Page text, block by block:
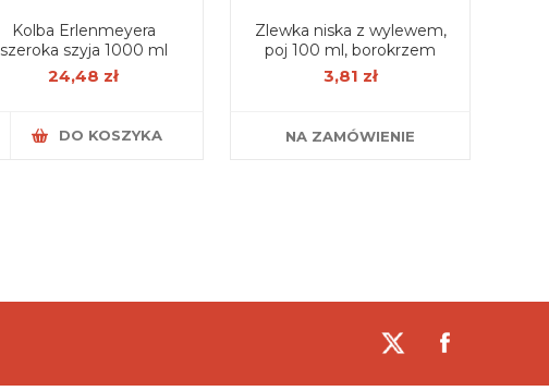
Kolba Erlenmeyera
szeroka szyja 1000 ml
24,48 zł
DO KOSZYKA
Zlewka niska z wylewem,
poj 100 ml, borokrzem
3,81 zł
NA ZAMÓWIENIE